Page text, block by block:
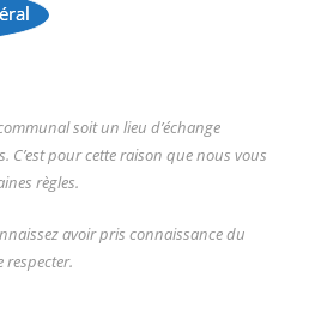
soit un lieu d’échange
C’est pour cette raison que nous vous
règles.
avoir pris connaissance du
à le respecter.